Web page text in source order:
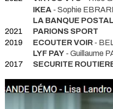
IKEA - Sophie
LA BANQUE
2021
PARIONS SPORT
2019
ECOUTER VOIR -
LYF PAY - Guillaume
2017
SECURITE